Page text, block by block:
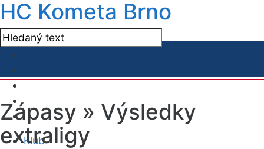
HC Kometa Brno
Klub
Zápasy » Výsledky
extraligy